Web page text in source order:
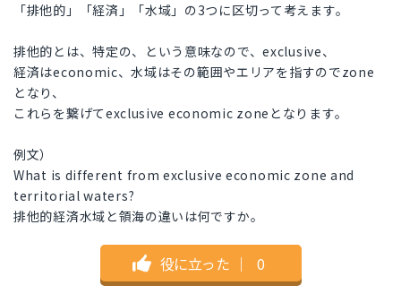
「排他的」「経済」「水域」の3つに区切って考えます。
排他的とは、特定の、という意味なので、exclusive、
経済はeconomic、水域はその範囲やエリアを指すのでzone
となり、
これらを繋げてexclusive economic zoneとなります。
例文）
What is different from exclusive economic zone and
territorial waters?
排他的経済水域と領海の違いは何ですか。
役に立った ｜ 0